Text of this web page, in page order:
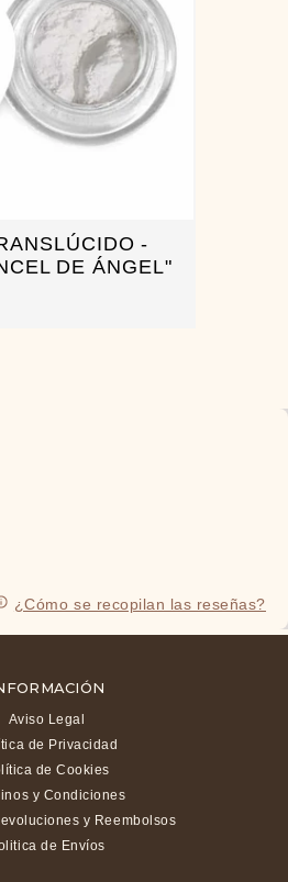
-
DE ÁNGEL"
¿Cómo se recopilan las reseñas?
Aviso Legal
de Privacidad
de Cookies
y Condiciones
y Reembolsos
de Envíos